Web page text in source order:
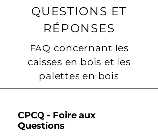
QUESTIONS ET
RÉPONSES
FAQ concernant les
caisses en bois et les
palettes en bois
CPCQ - Foire aux
Questions